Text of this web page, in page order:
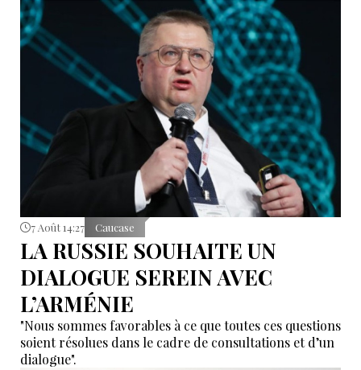
7 Août 14:27 Caucase
LA RUSSIE SOUHAITE UN
DIALOGUE SEREIN AVEC
L’ARMÉNIE
"Nous sommes favorables à ce que toutes ces questions
soient résolues dans le cadre de consultations et d’un
dialogue".